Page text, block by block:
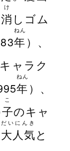
消
け
しゴム
年
ねん
）、
キャラク
年
ねん
）、
子
こ
のキャ
大人気
だいにんき
と